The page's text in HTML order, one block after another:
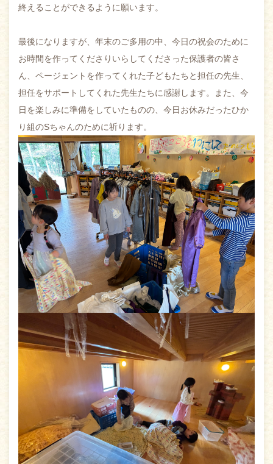
終えることができるように願います。
最後になりますが、年末のご多用の中、今日の祝会のために
お時間を作ってくださりいらしてくださった保護者の皆さ
ん、ページェントを作ってくれた子どもたちと担任の先生、
担任をサポートしてくれた先生たちに感謝します。また、今
日を楽しみに準備をしていたものの、今日お休みだったひか
り組のSちゃんのために祈ります。